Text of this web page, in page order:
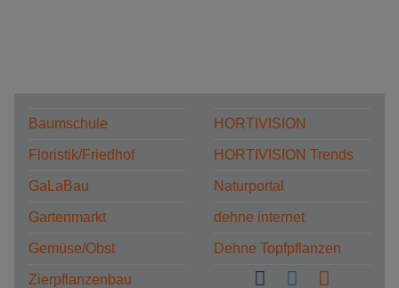
Baumschule
Floristik/Friedhof
GaLaBau
Gartenmarkt
Gemüse/Obst
Zierpflanzenbau
HORTIVISION
HORTIVISION Trends
Naturportal
dehne internet
Dehne Topfpflanzen